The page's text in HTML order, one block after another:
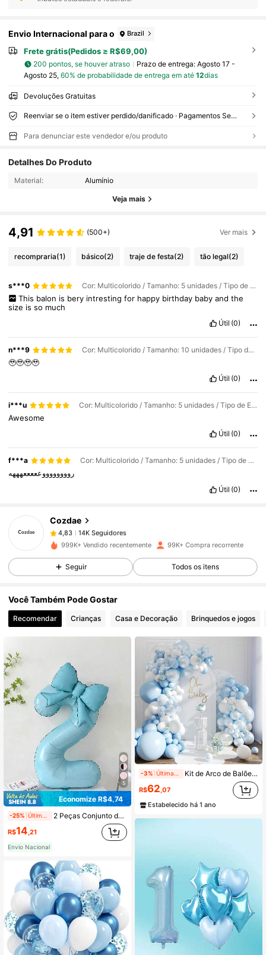
Envio Internacional para o Brazil
Frete grátis(Pedidos ≥ R$69,00)
200 pontos, se houver atraso Prazo de entrega: Agosto 17 -
Agosto 25, 60% de probabilidade de entrega em até 12dias
Devoluções Gratuitas
Reenviar se o item estiver perdido/danificado · Pagamentos Seguros · Proteção de privacidade
Para denunciar este vendedor e/ou produto
Detalhes Do Produto
Material: Alumínio
Veja mais
4,91 (500+) Ver mais
recompraria(1) básico(2) traje de festa(2) tão legal(2)
s***0 Cor: Multicolorido / Tamanho: 5 unidades / Tipo de Estilo: azul branco
This balon is bery intresting for happy birthday baby and the
size isso much
Útil (0)
n***9 Cor: Multicolorido / Tamanho: 10 unidades / Tipo de Estilo: azul
🥹🥹🥹🥹
Útil (0)
i***u Cor: Multicolorido / Tamanho: 5 unidades / Tipo de Estilo: azul branco
Awesome
Útil (0)
f***a Cor: Multicolorido / Tamanho: 5 unidades / Tipo de Estilo: azul
رووووووووعععععهههه
Útil (0)
Cozdae
4,83 14K Seguidores
4,83 14K Seguidores
4,83
4,83 14K Seguidores
4,83 14K Seguidores
4,83 14K Seguidores
999K+ Vendido recentemente 99K+ Compra recorrente
Seguir Todos os itens
Você Também Pode Gostar
Recomendar Crianças Casa e Decoração Brinquedos e jogos
5
Economize R$4,74
-25% Últimos 1 dias 2 Peças Conjunto de Balões Decorativos Azuis, Balões de Número Azul 0-9 de Folha Metalizada de 40 Polegadas, Balões em Forma de Laço Azuis para Decoração de Festa de Aniversário
R$14 ,21
Envio Nacional
-3% Últimas 11 hrs Kit de Arco de Balões Azul com 120 Peças, Balões Azul Claro, Azul Macaron, Branco e Transparente para Decorações de Chá de Panela, Chá de Bebê, Aniversário e Casamento
R$62,07
Estabelecido há 1 ano